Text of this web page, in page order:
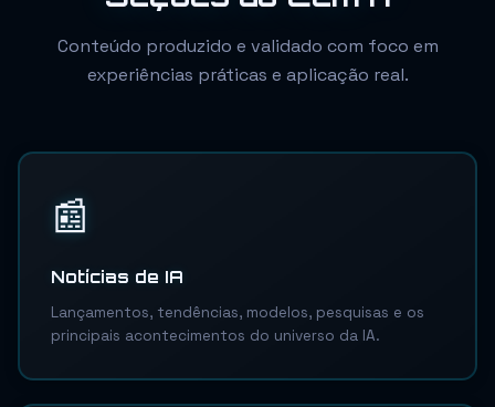
Conteúdo produzido e validado com foco em
experiências práticas e aplicação real.
📰
Notícias de IA
Lançamentos, tendências, modelos, pesquisas e os
principais acontecimentos do universo da IA.